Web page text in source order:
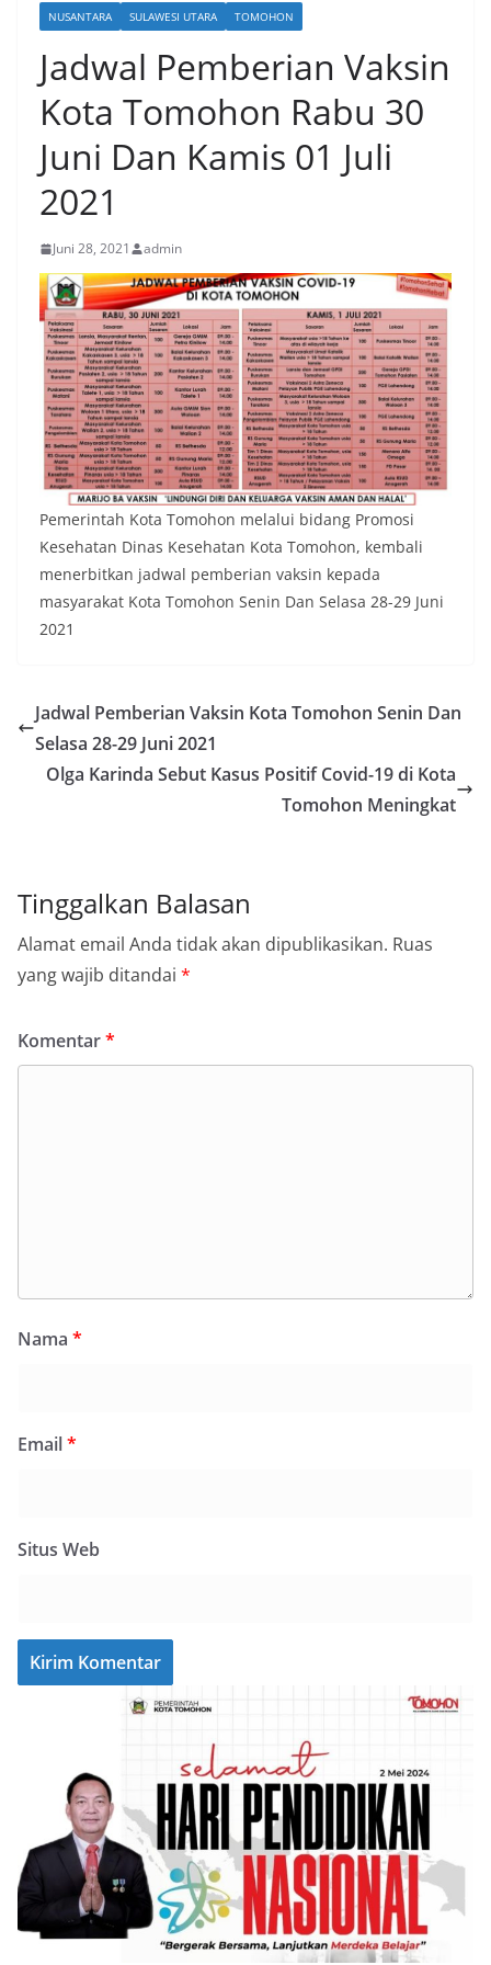
NUSANTARA SULAWESI UTARA TOMOHON
Jadwal Pemberian Vaksin
Kota Tomohon Rabu 30
Juni Dan Kamis 01 Juli
2021
Juni 28, 2021 admin
Pemerintah Kota Tomohon melalui bidang Promosi
Kesehatan Dinas Kesehatan Kota Tomohon, kembali
menerbitkan jadwal pemberian vaksin kepada
masyarakat Kota Tomohon Senin Dan Selasa 28-29 Juni
2021
Jadwal Pemberian Vaksin Kota Tomohon Senin Dan
Selasa 28-29 Juni 2021
Olga Karinda Sebut Kasus Positif Covid-19 di Kota
Tomohon Meningkat
Tinggalkan Balasan
Alamat email Anda tidak akan dipublikasikan. Ruas
yang wajib ditandai *
Komentar*
Nama *
Email*
Situs Web